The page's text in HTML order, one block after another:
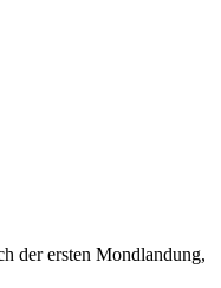
der ersten Mondlandung,